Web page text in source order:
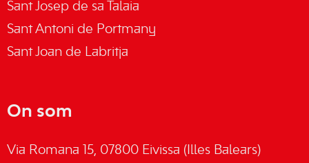
Sant Josep de sa Talaia
Sant Antoni de Portmany
Sant Joan de Labritja
On som
Via Romana 15, 07800 Eivissa (Illes Balears)